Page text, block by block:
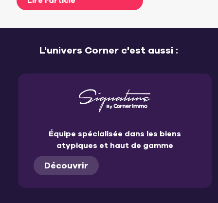
L'univers Corner c'est aussi :
Équipe spécialisée dans les biens
atypiques et haut de gamme
Découvrir